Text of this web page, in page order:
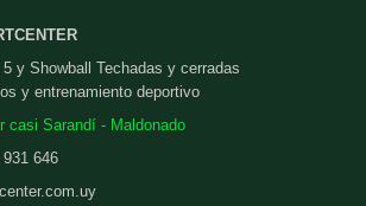
y Showball Techadas y cerradas
y entrenamiento deportivo
casi Sarandí - Maldonado
646